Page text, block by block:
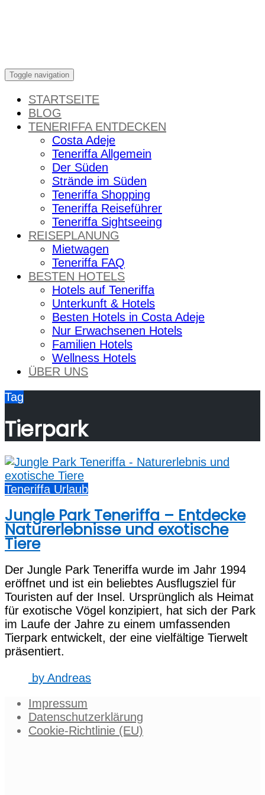
Toggle navigation
STARTSEITE
BLOG
TENERIFFA ENTDECKEN
Costa Adeje
Teneriffa Allgemein
Der Süden
Strände im Süden
Teneriffa Shopping
Teneriffa Reiseführer
Teneriffa Sightseeing
REISEPLANUNG
Mietwagen
Teneriffa FAQ
BESTEN HOTELS
Hotels auf Teneriffa
Unterkunft & Hotels
Besten Hotels in Costa Adeje
Nur Erwachsenen Hotels
Familien Hotels
Wellness Hotels
ÜBER UNS
Tag
Tierpark
Teneriffa Urlaub
Jungle Park Teneriffa – Entdecke
Naturerlebnisse und exotische
Tiere
Der Jungle Park Teneriffa wurde im Jahr 1994
eröffnet und ist ein beliebtes Ausflugsziel für
Touristen auf der Insel. Ursprünglich als Heimat
für exotische Vögel konzipiert, hat sich der Park
im Laufe der Jahre zu einem umfassenden
Tierpark entwickelt, der eine vielfältige Tierwelt
präsentiert.
by Andreas
Impressum
Datenschutzerklärung
Cookie-Richtlinie (EU)